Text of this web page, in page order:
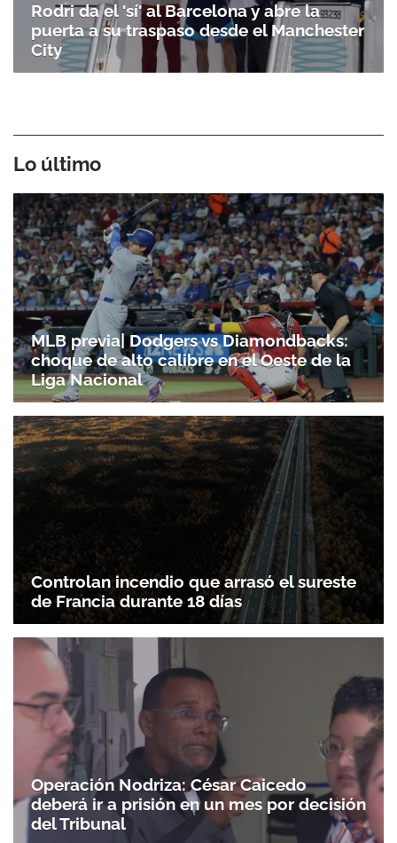
Rodri da el 'sí' al Barcelona y abre la
puerta a su traspaso desde el Manchester
City
Lo último
MLB previa| Dodgers vs Diamondbacks:
choque de alto calibre en el Oeste de la
Liga Nacional
Controlan incendio que arrasó el sureste
de Francia durante 18 días
Operación Nodriza: César Caicedo
deberá ir a prisión en un mes por decisión
del Tribunal